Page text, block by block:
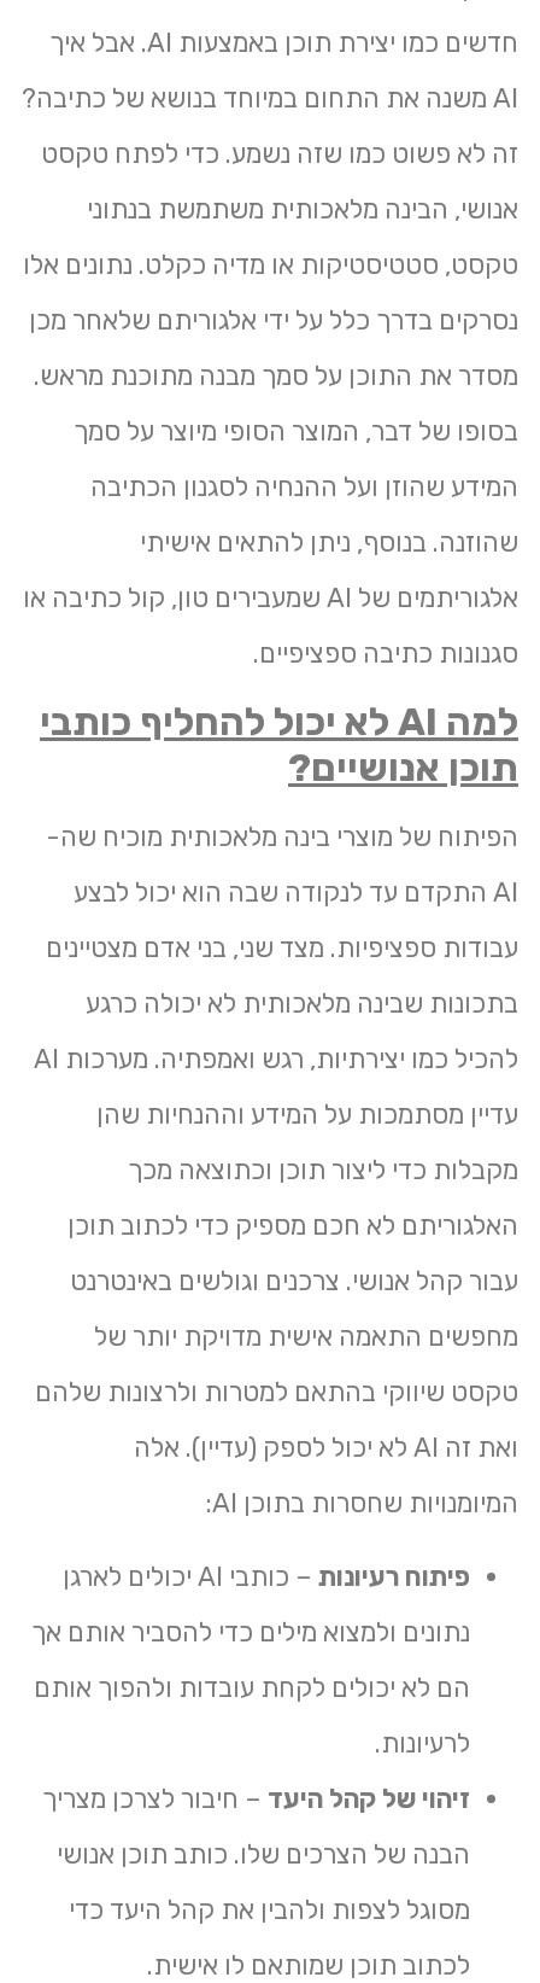
חדשים כמו יצירת תוכן באמצעות AI. אבל איך
AI משנה את התחום במיוחד בנושא של כתיבה?
זה לא פשוט כמו שזה נשמע. כדי לפתח טקסט
אנושי, הבינה מלאכותית משתמשת בנתוני
טקסט, סטטיסטיקות או מדיה כקלט. נתונים אלו
נסרקים בדרך כלל על ידי אלגוריתם שלאחר מכן
מסדר את התוכן על סמך מבנה מתוכנת מראש.
בסופו של דבר, המוצר הסופי מיוצר על סמך
המידע שהוזן ועל ההנחיה לסגנון הכתיבה
שהוזנה. בנוסף, ניתן להתאים אישיתי
אלגוריתמים של AI שמעבירים טון, קול כתיבה או
סגנונות כתיבה ספציפיים.
למה AIלא יכול להחליף כותבי
תוכן אנושיים?
הפיתוח של מוצרי בינה מלאכותית מוכיח שה-
AI התקדם עד לנקודה שבה הוא יכול לבצע
עבודות ספציפיות. מצד שני, בני אדם מצטיינים
בתכונות שבינה מלאכותית לא יכולה כרגע
להכיל כמו יצירתיות, רגש ואמפתיה. מערכות AI
עדיין מסתמכות על המידע וההנחיות שהן
מקבלות כדי ליצור תוכן וכתוצאה מכך
האלגוריתם לא חכם מספיק כדי לכתוב תוכן
עבור קהל אנושי. צרכנים וגולשים באינטרנט
מחפשים התאמה אישית מדויקת יותר של
טקסט שיווקי בהתאם למטרות ולרצונות שלהם
ואת זה AI לא יכול לספק (עדיין). אלה
המיומנויות שחסרות בתוכן AI:
פיתוח רעיונות
– כותבי AI יכולים לארגן
נתונים ולמצוא מילים כדי להסביר אותם אך
הם לא יכולים לקחת עובדות ולהפוך אותם
לרעיונות.
זיהוי של קהל היעד– חיבור לצרכן מצריך
הבנה של הצרכים שלו. כותב תוכן אנושי
מסוגל לצפות ולהבין את קהל היעד כדי
לכתוב תוכן שמותאם לו אישית.